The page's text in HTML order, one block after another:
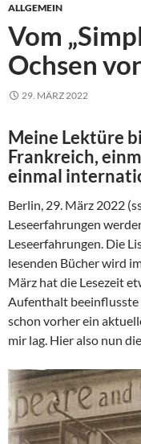
ALLGEMEIN
Vom
Ochsen
29. MÄRZ 2022
Meine Lektüre
Frankreich,
einmal
Berlin, 29. März 2022
Leseerfahrungen
Leseerfahrungen. Die
lesenden Bücher wird
März hat die Lesezeit
Aufenthalt beeinflusste
schon vorher ein
mir lag. Hier also nun